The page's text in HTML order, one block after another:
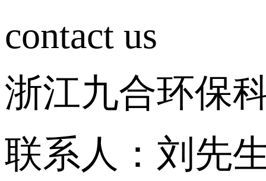
contact us
浙江九合环保
联系人：刘先